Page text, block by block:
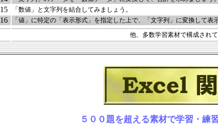
15 「数値」と文字列を結合してみましょう。
16 「値」に特定の「表示形式」を指定した上で、「文字列」に変換して表
他、多数学習素材で構成され
５００題を超える素材で学習・練